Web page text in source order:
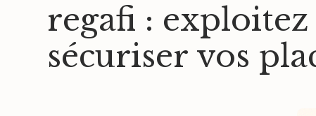
regafi :
sécuriser vos